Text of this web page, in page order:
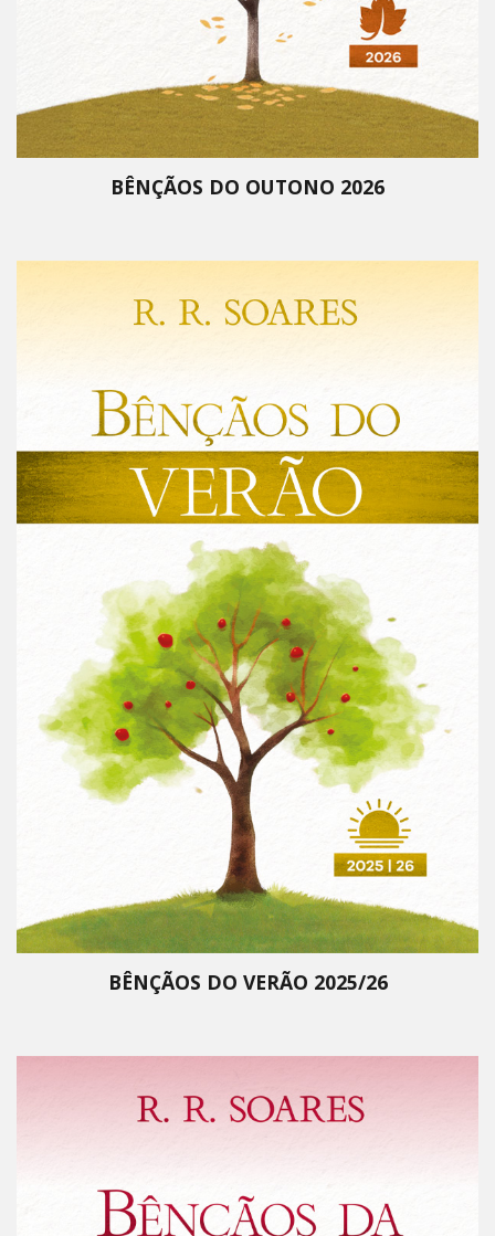
BÊNÇÃOS DO OUTONO 2026
BÊNÇÃOS DO VERÃO 2025/26